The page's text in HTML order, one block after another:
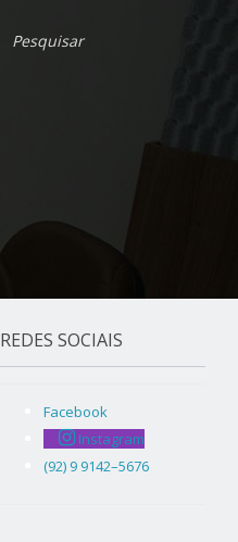
REDES SOCIAIS
Facebook
Instagram
(92) 9 9142–5676